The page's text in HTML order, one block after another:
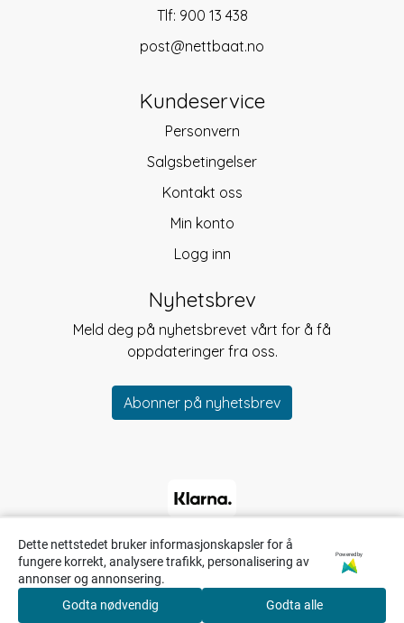
Tlf: 900 13 438
post@nettbaat.no
Kundeservice
Personvern
Salgsbetingelser
Kontakt oss
Min konto
Logg inn
Nyhetsbrev
Meld deg på nyhetsbrevet vårt for å få
oppdateringer fra oss.
Abonner på nyhetsbrev
Dette nettstedet bruker informasjonskapsler for å
fungere korrekt, analysere trafikk, personalisering av
annonser og annonsering.
Powered by
Godta nødvendig Godta alle